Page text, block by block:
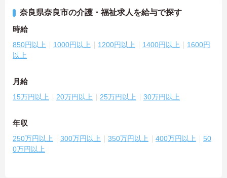
奈良県奈良市の介護・福祉求人を給与で探す
時給
850円以上 1000円以上 1200円以上 1400円以上
1600円
以上
月給
15万円以上 20万円以上 25万円以上 30万円以上
年収
250万円以上 300万円以上 350万円以上 400万円以上
50
0万円以上